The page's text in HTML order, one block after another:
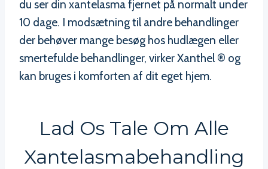
du ser din xantelasma fjernet på normalt under
10 dage. I modsætning til andre behandlinger
der behøver mange besøg hos hudlægen eller
smertefulde behandlinger, virker Xanthel ® og
kan bruges i komforten af dit eget hjem.
Lad Os Tale Om Alle
Xantelasmabehandling